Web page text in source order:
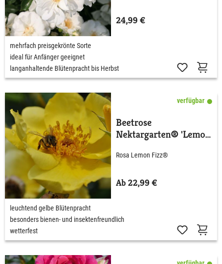
24,99 €
mehrfach preisgekrönte Sorte
ideal für Anfänger geeignet
langanhaltende Blütenpracht bis Herbst
verfügbar
Beetrose
Nektargarten® 'Lemon
Rosa Lemon Fizz®
Ab 22,99 €
leuchtend gelbe Blütenpracht
besonders bienen- und insektenfreundlich
wetterfest